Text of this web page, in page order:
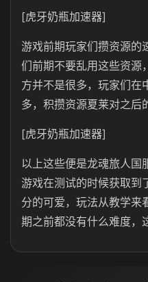
[虎牙奶瓶加速器]
游戏前期玩家们攒资源的
们前期不要乱用这些资源
方并不是很多，玩家们在
多，积攒资源夏莱对之后
[虎牙奶瓶加速器]
以上这些便是龙魂旅人国
游戏在测试的时候获取到
分的可爱，玩法从教学来
期之前都没有什么难度，